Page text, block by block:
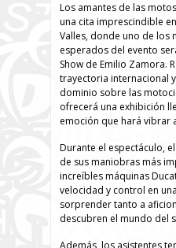
Los amantes de las
una cita imprescindible
Valles, donde uno de los
esperados del evento
Show de Emilio Zamora.
trayectoria internacional
dominio sobre las
ofrecerá una exhibición
emoción que hará vibrar
Durante el espectáculo,
de sus maniobras más
increíbles máquinas
velocidad y control en
sorprender tanto a
descubren el mundo del
Además, los asistentes